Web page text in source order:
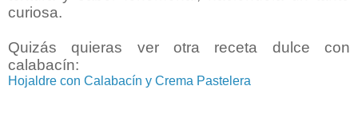
curiosa.
Quizás quieras ver otra receta dulce con
calabacín:
Hojaldre con Calabacín y Crema Pastelera